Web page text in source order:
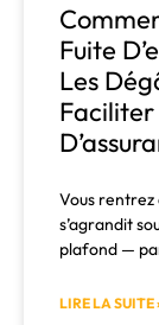
Fuite
Les
Vous rentrez
s’agrandit
plafond —
LIRE LA SUITE